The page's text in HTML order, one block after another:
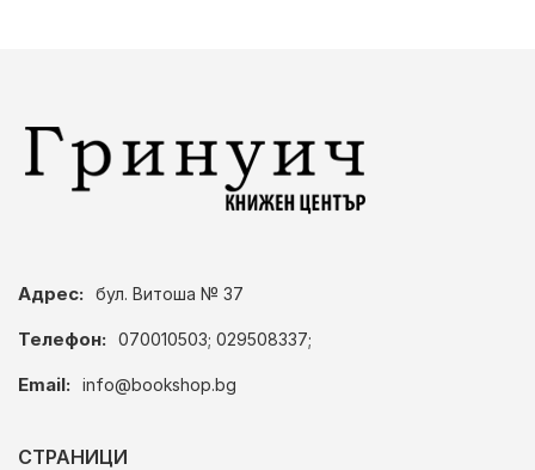
Адрес: бул. Витоша № 37
Телефон: 070010503; 029508337;
Email: info@bookshop.bg
СТРАНИЦИ